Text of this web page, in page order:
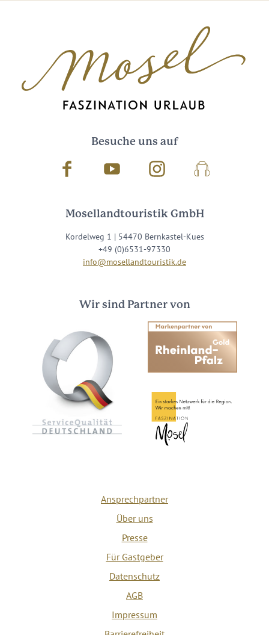
Besuche uns auf
Facebook Youtube InstagramPodcast
Mosellandtouristik GmbH
Kordelweg 1 | 54470 Bernkastel-Kues
+49 (0)6531-97330
info@mosellandtouristik.de
Wir sind Partner von
Ansprechpartner
Über uns
Presse
Für Gastgeber
Datenschutz
AGB
Impressum